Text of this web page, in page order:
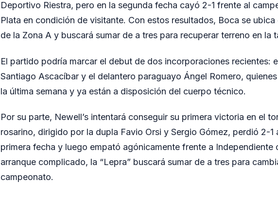
Deportivo Riestra, pero en la segunda fecha cayó 2-1 frente al
Plata en condición de visitante. Con estos resultados, Boca se
de la Zona A y buscará sumar de a tres para recuperar terreno en la
El partido podría marcar el debut de dos incorporaciones recientes:
Santiago Ascacíbar y el delantero paraguayo Ángel Romero,
la última semana y ya están a disposición del cuerpo técnico.
Por su parte, Newell’s intentará conseguir su primera victoria en el
rosarino, dirigido por la dupla Favio Orsi y Sergio Gómez, perdió 2-1
primera fecha y luego empató agónicamente frente a Independiente
arranque complicado, la “Lepra” buscará sumar de a tres para
campeonato.